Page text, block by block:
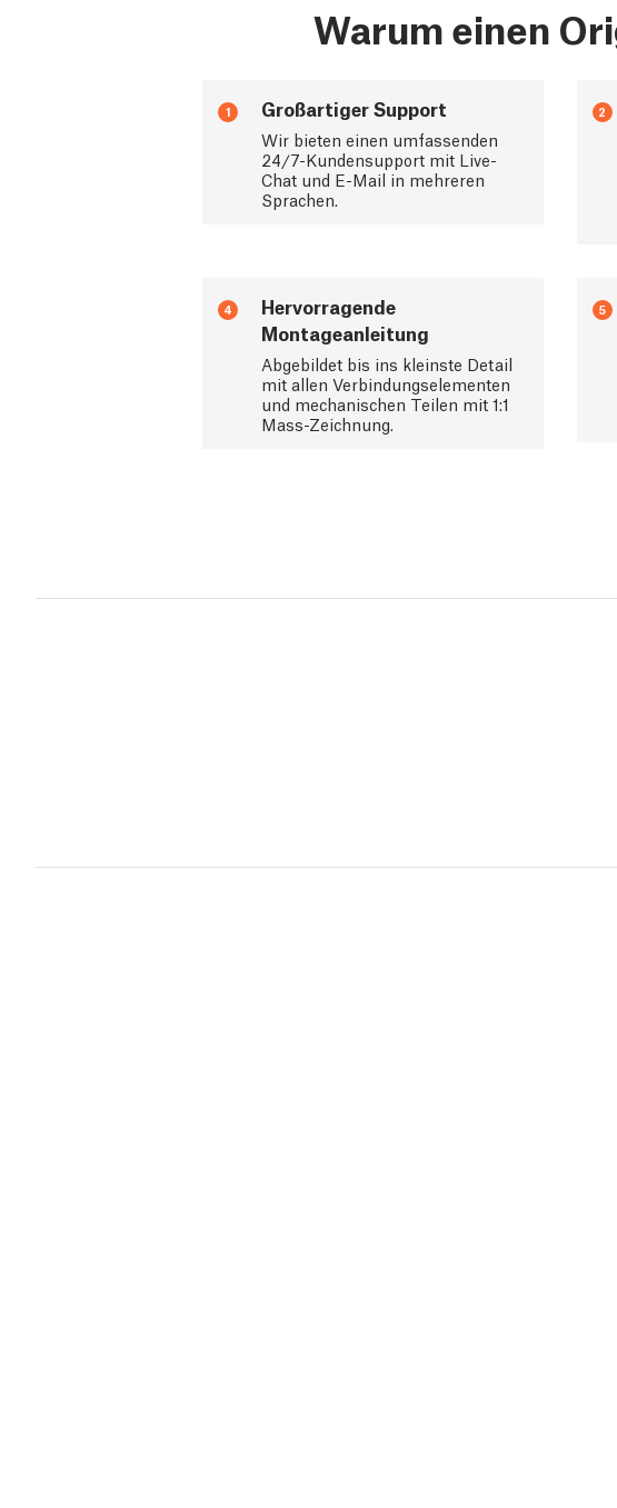
Warum einen
1 Großartiger Support
Wir bieten einen umfassenden
24/7-Kundensupport mit Live-
Chat und E-Mail in mehreren
Sprachen.
2
4
Hervorragende
Montageanleitung
Abgebildet bis ins kleinste Detail
mit allen Verbindungselementen
und mechanischen Teilen mit 1:1
Mass-Zeichnung.
5